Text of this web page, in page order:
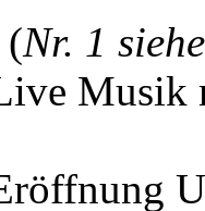
Nr. 1
mit
U-